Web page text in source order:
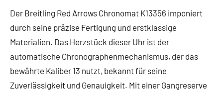
Der Breitling Red Arrows Chronomat K13356 imponiert
durch seine präzise Fertigung und erstklassige
Materialien. Das Herzstück dieser Uhr ist der
automatische Chronographenmechanismus, der das
bewährte Kaliber 13 nutzt, bekannt für seine
Zuverlässigkeit und Genauigkeit. Mit einer Gangreserve